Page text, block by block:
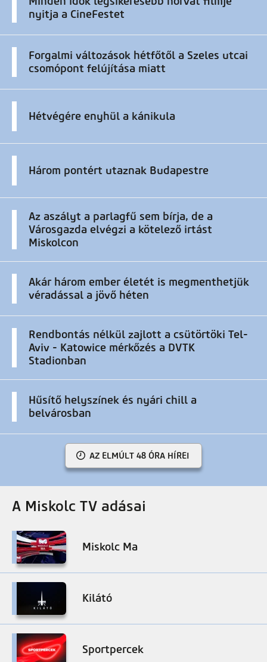
nyitja a CineFestet
Forgalmi változások hétfőtől a Szeles utcai
csomópont felújítása miatt
Hétvégére enyhül a kánikula
Három pontért utaznak Budapestre
Az aszályt a parlagfű sem bírja, de a
Városgazda elvégzi a kötelező irtást
Miskolcon
Akár három ember életét is megmenthetjük
véradással a jövő héten
Rendbontás nélkül zajlott a csütörtöki Tel-
Aviv - Katowice mérkőzés a DVTK
Stadionban
Hűsítő helyszínek és nyári chill a
belvárosban
AZ ELMÚLT 48 ÓRA HÍREI
A Miskolc TV adásai
Miskolc Ma
Kilátó
Sportpercek